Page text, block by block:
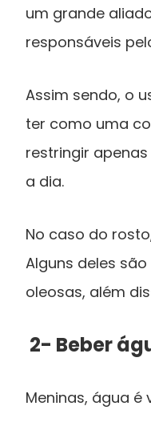
um grande
responsáveis
Assim sendo, o
ter como uma
restringir
a dia.
No caso do
Alguns deles
oleosas, além
2- Beber
Meninas, água é